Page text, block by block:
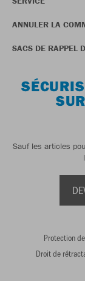
ANNULER LA
SACS DE RAPPEL
Sauf les articles
Protection
Droit de